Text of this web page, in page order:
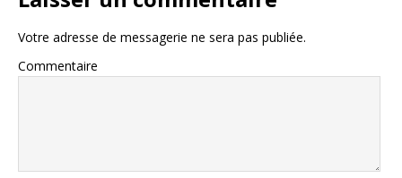
Votre adresse de messagerie ne sera pas publiée.
Commentaire